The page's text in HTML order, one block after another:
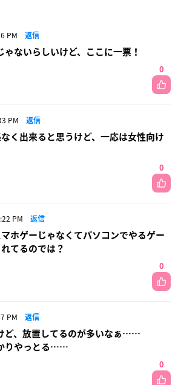
PM 返信
ゃないらしいけど、ここに一票！
0
PM 返信
く出来ると思うけど、一応は女性向け
0
PM 返信
ホゲーじゃなくてパソコンでやるゲー
てるのでは？
0
PM 返信
ど、放置してるのが多いなぁ……
りやっとる……
0